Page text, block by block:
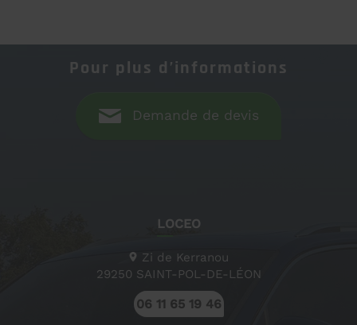
Pour plus d’informations
Demande de devis
LOCEO
Zi de Kerranou
29250 SAINT-POL-DE-LÉON
06 11 65 19 46